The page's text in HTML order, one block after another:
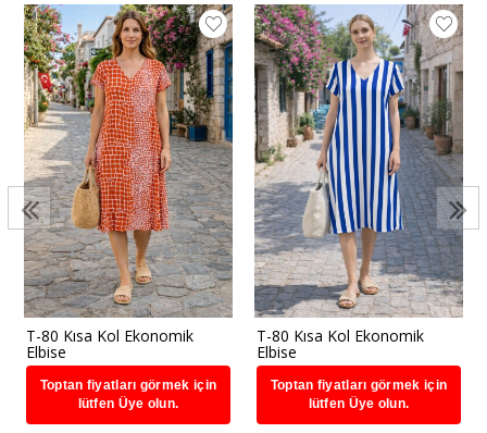
T-80 Kısa Kol Ekonomik
Elbise
Toptan fiyatları görmek için
lütfen Üye olun.
T-80 Kısa Kol Ekonomik
Elbise
Toptan fiyatları görmek için
lütfen Üye olun.